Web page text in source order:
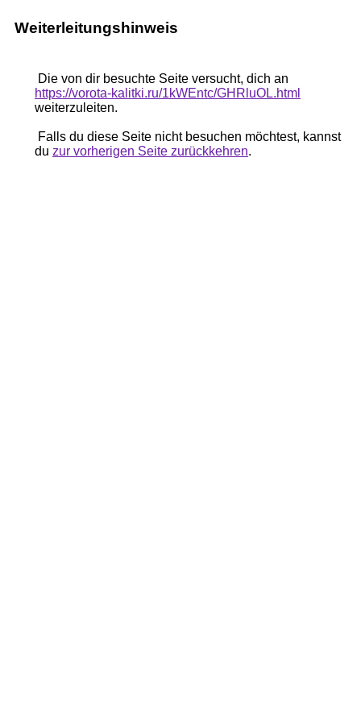
Weiterleitungshinweis
Die von dir besuchte Seite versucht, dich an
https://vorota-kalitki.ru/1kWEntc/GHRluOL.html
weiterzuleiten.
Falls du diese Seite nicht besuchen möchtest, kannst
du zur vorherigen Seite zurückkehren.